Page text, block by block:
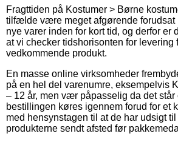
Fragttiden på Kostumer > Børne
tilfælde være meget afgørende forudsat
nye varer inden for kort tid, og derfor er
at vi checker tidshorisonten for levering
vedkommende produkt.
En masse online virksomheder
på en hel del varenumre, eksempelvis
– 12 år, men vær påpasselig da det står
bestillingen køres igennem forud for et
med hensynstagen til at de har udsigt
produkterne sendt afsted før